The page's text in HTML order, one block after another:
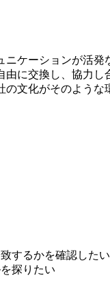
ニケーションが活発
由に交換し、協力し
の文化がそのような
するかを確認したい
探りたい